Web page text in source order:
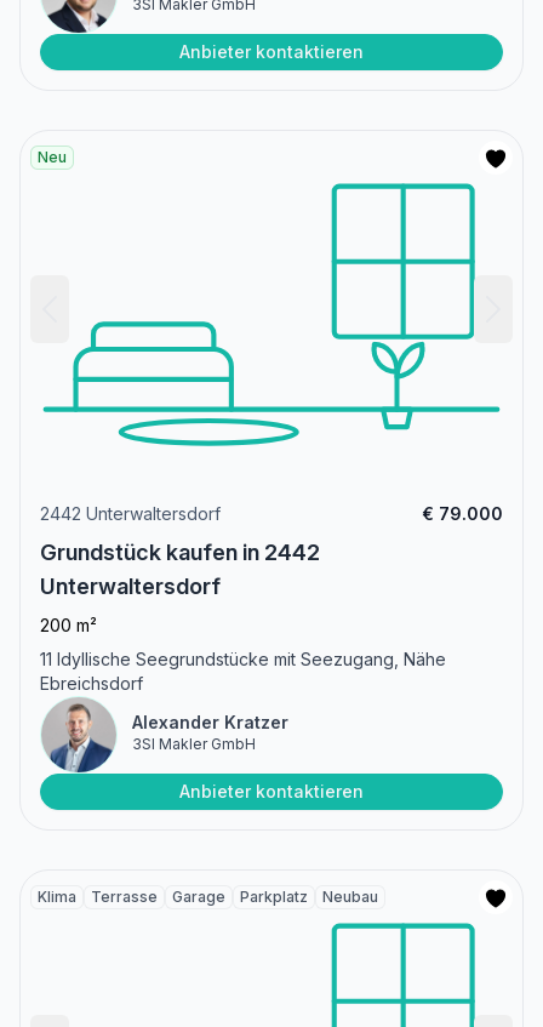
3SI Makler GmbH
Anbieter kontaktieren
Neu
2442 Unterwaltersdorf € 79.000
Grundstück kaufen in 2442
Unterwaltersdorf
200 m²
11 Idyllische Seegrundstücke mit Seezugang, Nähe
Ebreichsdorf
Alexander Kratzer
3SI Makler GmbH
Anbieter kontaktieren
Klima Terrasse Garage Parkplatz Neubau